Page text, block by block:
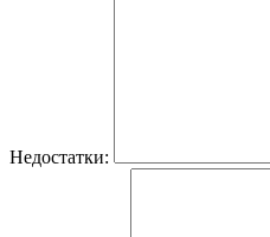
Недостатки: